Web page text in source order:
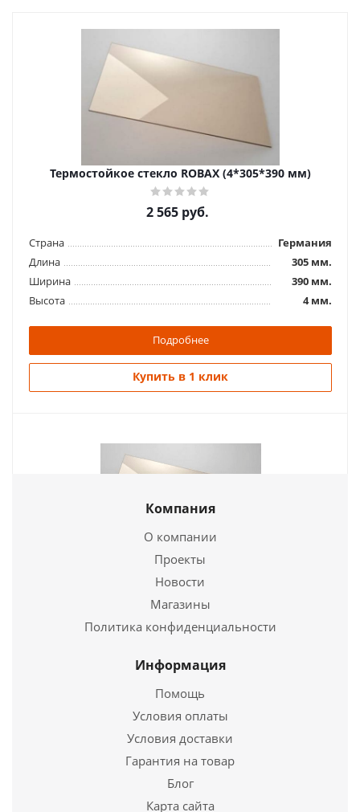
Термостойкое стекло ROBAX (4*305*390 мм)
2 565 руб.
Страна
Германия
Длина
305 мм.
Ширина
390 мм.
Высота
4 мм.
Подробнее
Купить в 1 клик
Термостойкое стекло ROBAX (4*280*332 мм)
2 025руб.
Подробнее
Купить в 1 клик
Компания
О компании
Проекты
Новости
Магазины
Политика конфиденциальности
Информация
Помощь
Условия оплаты
Условия доставки
Гарантия на товар
Блог
Карта сайта